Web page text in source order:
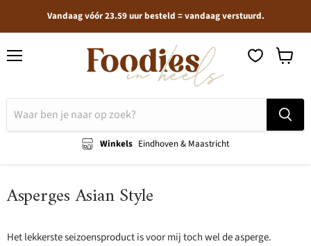
Vandaag vóór 23.59 uur besteld = vandaag verstuurd.
Winkels Eindhoven & Maastricht
Asperges Asian Style
Het lekkerste seizoensproduct is voor mij toch wel de asperge.